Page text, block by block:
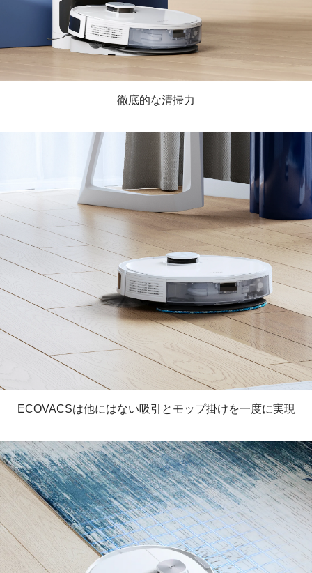
徹底的な清掃力
ECOVACSは他にはない吸引とモップ掛けを一度に実現